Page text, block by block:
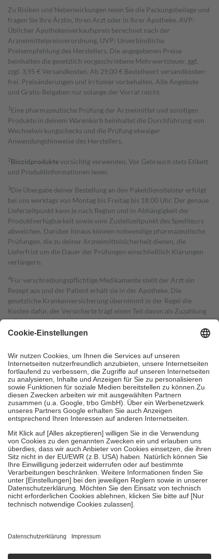
Zu Risiken und Nebenwirkungen lesen Sie die Packungsbeilage und
fragen Sie Ihre Ärztin, Ihren Arzt oder in Ihrer Apotheke. AVP:
Üblicher Apothekenverkaufspreis berechnet nach der
Arzneimittelpreisverordnung. UVP: Unverbindliche
Preisempfehlung des Herstellers. Die angegebenen Preise
beinhalten die gesetzlich vorgeschriebene Mehrwertsteuer, ggf.
zzgl. 3,95 € Versandkosten. Ab 29,00 € Bestell­wert versand­kosten­
frei. Preisänderungen und Irrtümer vorbehalten. Alle Angebote
und Gratis-Beigaben nur solange der Vorrat reicht.
1 Eine pharmazeutische Prüfung der Arzneimittel und sonstigen
Produkte in deinem Warenkorb beinhaltet die Durchführung von
Wechselwirkungschecks und die Prüfung etwaiger
Anwendungshinweise des Herstellers.
2Biozidproduktevorsichtig verwenden. Vor Gebrauch stets Etikett
und Produktinformationen lesen.
3Die Übergabe deiner Bestellung an den Paketdienstleister erfolgt
bei uns werktags von Montag bis Freitag bis 18:00 Uhr. Der genaue
Lieferzeitpunkt kann je nach Region und in Abhängigkeit der
Produktverfügbarkeit sowie vom Zustellzeitpunkt des Spediteurs
abweichen. Darüber hinaus können notwendige pharmazeutische
Prüfungen, die zu deiner Arzneimittelsicherheit dienen, die
Lieferfrist um die Dauer der Prüfungen einschließlich Klärungen
verlängern.
4Für verschreibungspflichtige Medikamente stellt der Arzt ein
Rezept aus und der Patient erhält sie in der Apotheke. Die
gesetzliche Krankenversicherung übernimmt in der Regel die
Kosten dafür, der Versicherte trägt einen Teil davon als Zuzahlung
mit.
Grundsätzlich leisten Mitglieder Zuzahlungen in Höhe von zehn
höchstens zehn Euro.
Es sind jedoch nie mehr als die tatsächlichen
Kosten der Leistung zu entrichten.
Diese Regeln gelten grundsätzlich auch für Online-Apotheken.
Bei Heilmitteln und häuslicher Krankenpflege beträgt die
Zuzahlung zehn Prozent der Kosten sowie zehn Euro je
Verordnung.
Um das Engagement der Versicherten für ihre eigene Gesundheit zu
stärken und die besondere Stellung der Familie zu unterstützen,
fallenkeine Zuzahlungenan bei:
• Kindern und Jugendlichen bis zum vollendeten 18. Lebensjahr
mit Ausnahme der Fahrkosten
• Untersuchungen zur Vorsorge und Früherkennung, die von der
GKV getragen werden
• empfohlenen Schutzimpfungen
• Harn- und Blutteststreifen
getroffen, um sicherzustellen, dass es sich um echte Bewertungen
https://help.etrusted.com/hc/de/articles/4419944605341